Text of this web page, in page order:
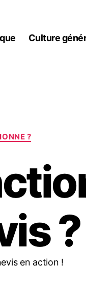
Culture
?
?
en action !